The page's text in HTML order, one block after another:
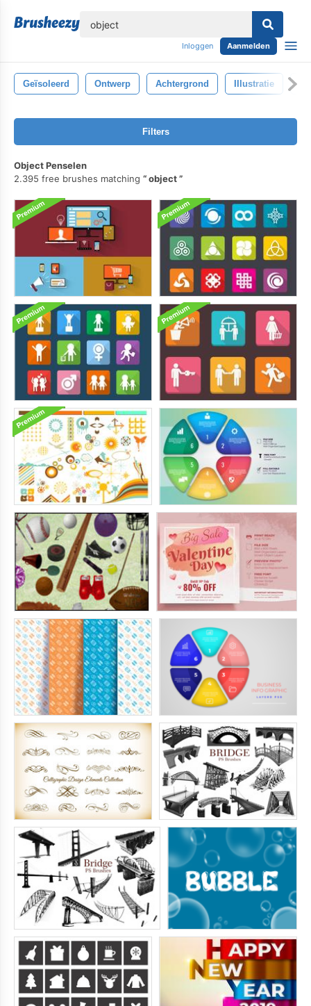
Inloggen Aanmelden
Geïsoleerd Ontwerp Achtergrond Illustratie
Filters
Object Penselen
2.395 free brushes matching
object